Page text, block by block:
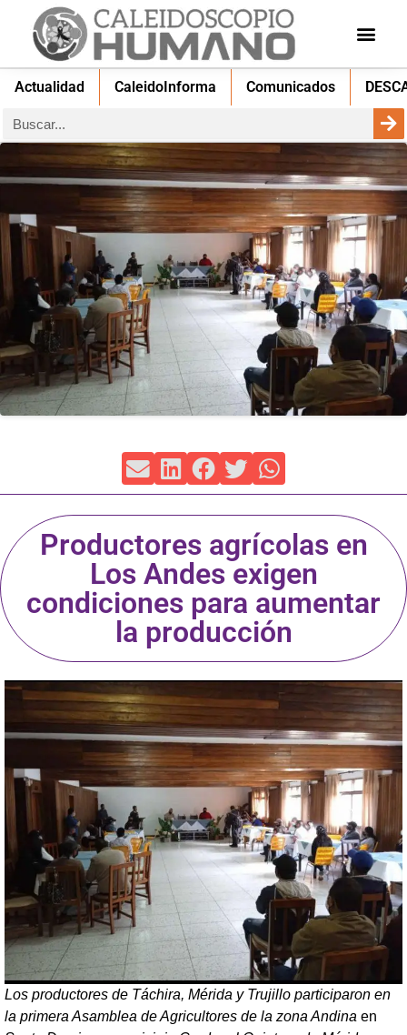
Actualidad CaleidoInforma Comunicados
Productores agrícolas en
Los Andes exigen
condiciones para aumentar
la producción
Los productores de Táchira, Mérida y Trujillo participaron en
la primera Asamblea de Agricultores de la zona Andina en